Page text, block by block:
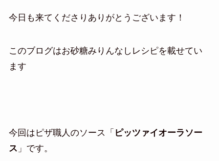
今日も来てくださりありがとうございます！
このブログはお砂糖みりんなしレシピを載せてい
ます
今回はピザ職人のソース「 ピッツァイオーラソー
ス 」です。